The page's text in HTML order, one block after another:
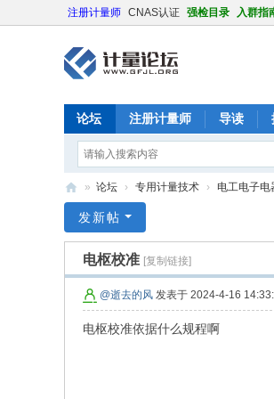
注册计量师 CNAS认证 强检目录 入群指
论坛 注册计量师 导读
量
» 论坛 › 专用计量技术 › 电工电子电
发新帖
电枢校准 [复制链接]
@逝去的风 发表于 2024-4-16
电枢校准依据什么规程啊